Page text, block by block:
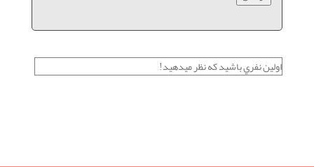
اولين نفري باشيد كه نظر ميدهيد!